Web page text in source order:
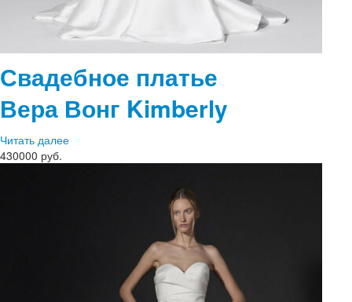
Свадебное платье
Вера Вонг Kimberly
Читать далее
430000 руб.